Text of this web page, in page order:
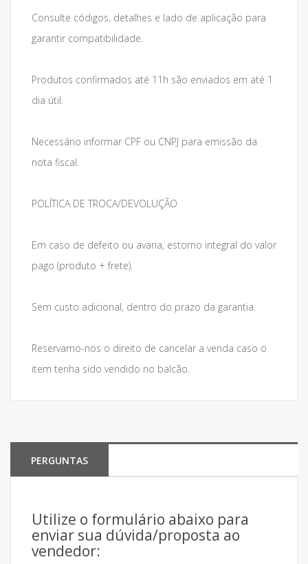
Consulte códigos, detalhes e lado de aplicação para
garantir compatibilidade.
Produtos confirmados até 11h são enviados em até 1
dia útil.
Necessário informar CPF ou CNPJ para emissão da
nota fiscal.
POLÍTICA DE TROCA/DEVOLUÇÃO
Em caso de defeito ou avaria, estorno integral do valor
pago (produto + frete).
Sem custo adicional, dentro do prazo da garantia.
Reservamo-nos o direito de cancelar a venda caso o
item tenha sido vendido no balcão.
PERGUNTAS
Utilize o formulário abaixo para
enviar sua dúvida/proposta ao
vendedor: